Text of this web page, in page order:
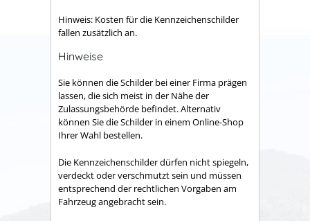
Hinweis: Kosten für die Kennzeichenschilder
fallen zusätzlich an.
Hinweise
Sie können die Schilder bei einer Firma prägen
lassen, die sich meist in der Nähe der
Zulassungsbehörde befindet. Alternativ
können Sie die Schilder in einem Online-Shop
Ihrer Wahl bestellen.
Die Kennzeichenschilder dürfen nicht spiegeln,
verdeckt oder verschmutzt sein und müssen
entsprechend der rechtlichen Vorgaben am
Fahrzeug angebracht sein.